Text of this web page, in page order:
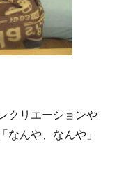
クリエーションや
なんや、なんや」